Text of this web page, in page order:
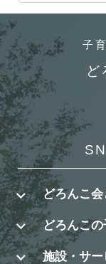
When
子
ど
どろんこ会
どろんこの
施設・サー